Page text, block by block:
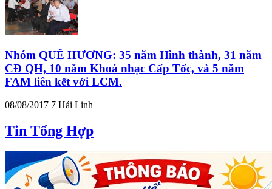
Nhóm QUÊ HƯƠNG: 35 năm Hình thành, 31 năm
CĐ QH, 10 năm Khoá nhạc Cấp Tốc, và 5 năm
FAM liên kết với LCM.
08/08/2017 7 Hải Linh
Tin Tổng Hợp